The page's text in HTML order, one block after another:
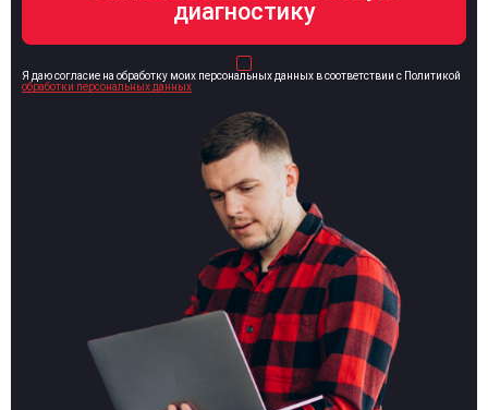
Я даю согласие на обработку моих персональных данных в соответствии с Политикой
обработки персональных данных